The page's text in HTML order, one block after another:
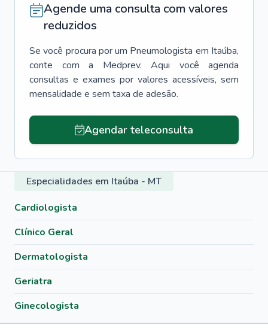
Agende uma consulta com valores
reduzidos
Se você procura por um Pneumologista em Itaúba,
conte com a Medprev. Aqui você agenda
consultas e exames por valores acessíveis, sem
mensalidade e sem taxa de adesão.
Agendar teleconsulta
Especialidades em Itaúba - MT
Cardiologista
Clínico Geral
Dermatologista
Geriatra
Ginecologista